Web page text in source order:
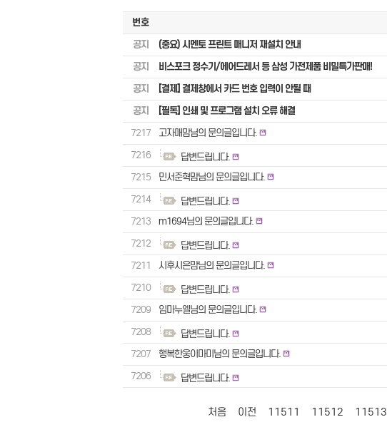
번호
공지
(중요) 시멘토 프린트 매니저 재설치 안내
공지
비스포크 정수기/에어드레서 등 삼성 가전제품 비밀특가판매!
공지
[결제] 결제창에서 카드 번호 입력이 안될 때
공지
[필독] 인쇄 및 프로그램 설치 오류 해결
7217
고자매맘님의 문의글입니다.
7216
답변드립니다.
7215
민서준혁맘님의 문의글입니다.
7214
답변드립니다.
7213
m1694님의 문의글입니다.
7212
답변드립니다.
7211
시후시은맘님의 문의글입니다.
7210
답변드립니다.
7209
임마누엘님의 문의글입니다.
7208
답변드립니다.
7207
행복한웅이마미님의 문의글입니다.
7206
답변드립니다.
처음 이전 11511 11512 11513